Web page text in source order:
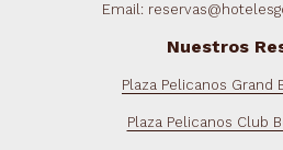
Email:
Nuestros
Plaza Pelicanos Grand
Plaza Pelicanos Club